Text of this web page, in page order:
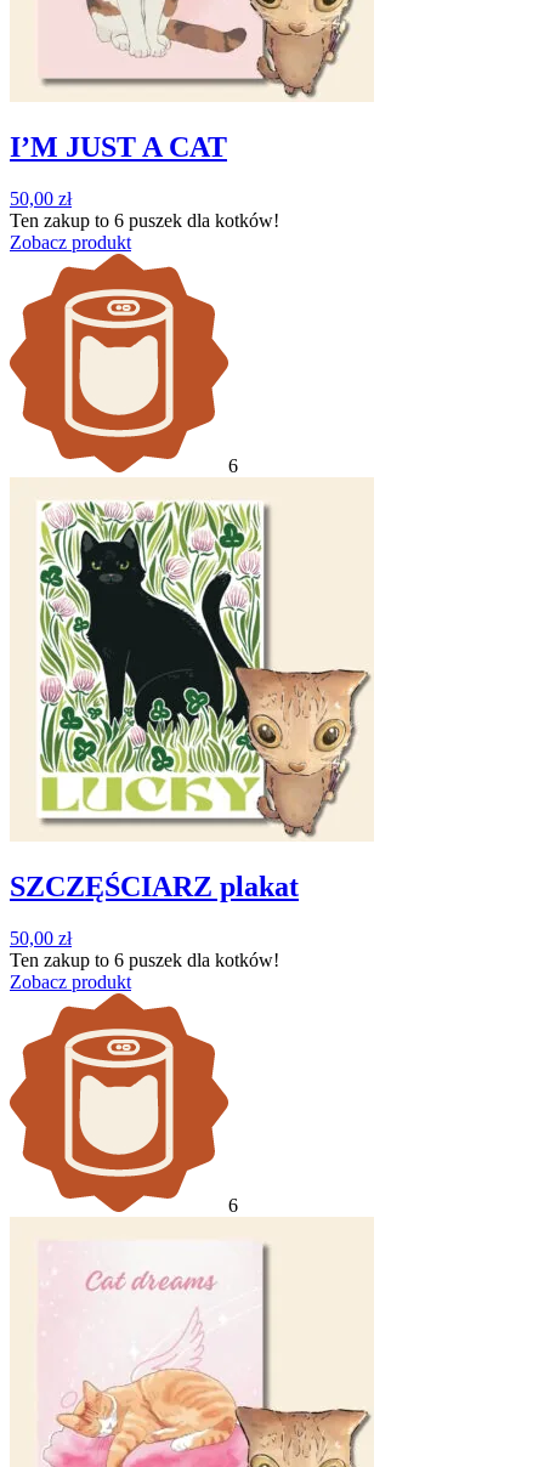
I’M JUST A CAT
50,00 zł
Ten zakup to 6 puszek dla kotków!
Zobacz produkt
6
SZCZĘŚCIARZ plakat
50,00 zł
Ten zakup to 6 puszek dla kotków!
Zobacz produkt
6